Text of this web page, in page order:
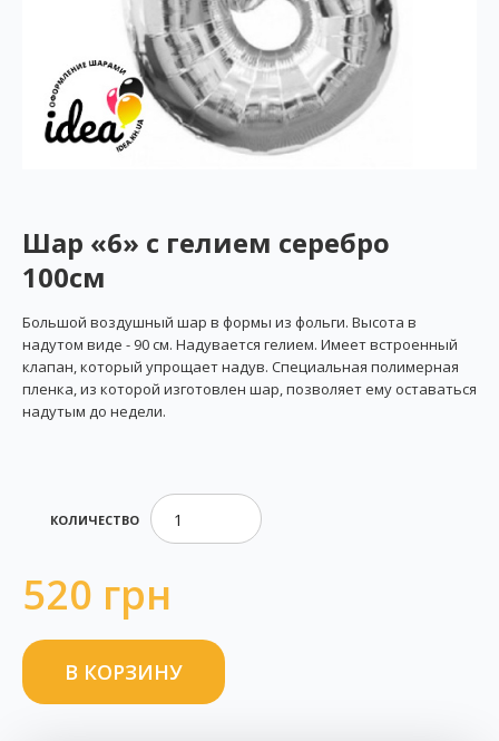
Шар «6» с гелием серебро
100см
Большой воздушный шар в формы из фольги. Высота в
надутом виде - 90 см. Надувается гелием. Имеет встроенный
клапан, который упрощает надув. Специальная полимерная
пленка, из которой изготовлен шар, позволяет ему оставаться
надутым до недели.
КОЛИЧЕСТВО
520 грн